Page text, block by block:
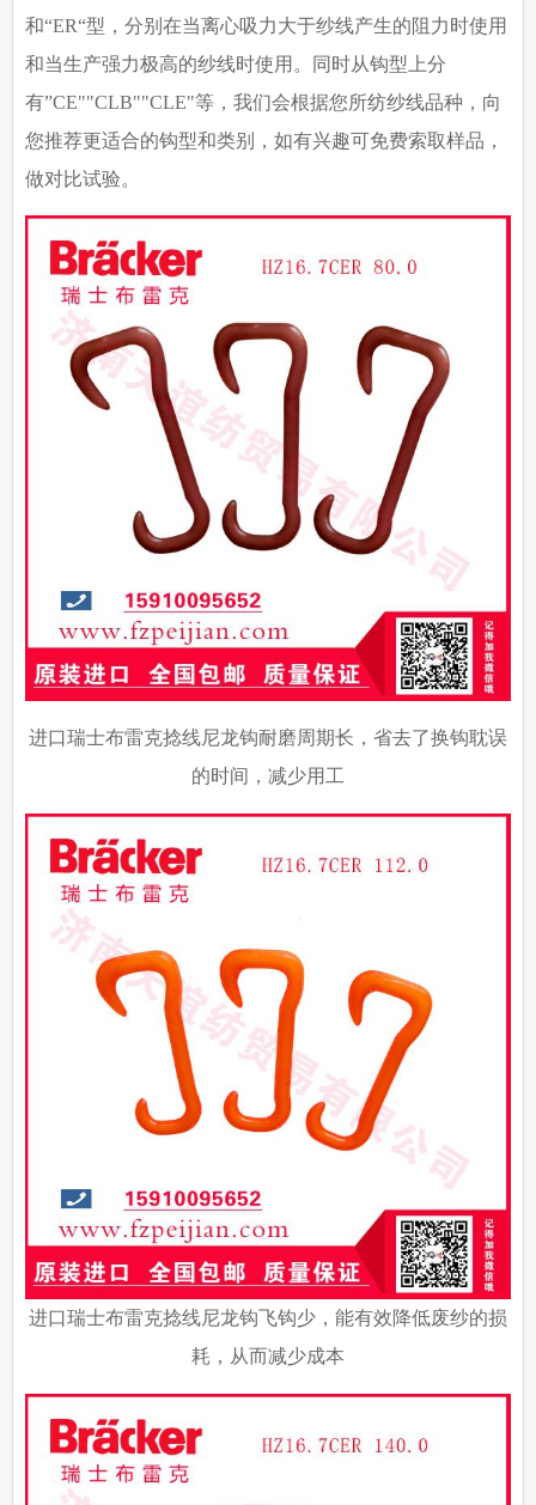
和“ER“型，分别在当离心吸力大于纱线产生的阻力时使用
和当生产强力极高的纱线时使用。同时从钩型上分
有”CE""CLB""CLE"等，我们会根据您所纺纱线品种，向
您推荐更适合的钩型和类别，如有兴趣可免费索取样品，
做对比试验。
进口瑞士布雷克捻线尼龙钩耐磨周期长，省去了换钩耽误
的时间，减少用工
进口瑞士布雷克捻线尼龙钩飞钩少，能有效降低废纱的损
耗，从而减少成本